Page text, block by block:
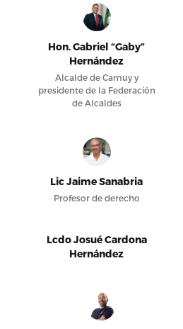
Hon. Gabriel “Gaby”
Hernández
Alcalde de Camuy y
presidente de la Federación
de Alcaldes
Lic Jaime Sanabria
Profesor de derecho
Lcdo Josué Cardona
Hernández